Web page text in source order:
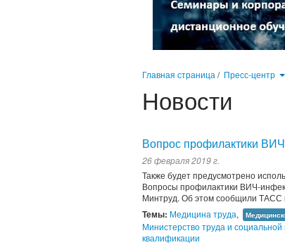
Главная страница / Пресс-центр
Новости
Вопрос профилактики
26 февраля 2019 г.
Также будет предусмотрено
Вопросы профилактики ВИЧ-
Минтруд. Об этом сообщили ТАСС
Темы: Медицина труда,
Министерство труда и
квалификации